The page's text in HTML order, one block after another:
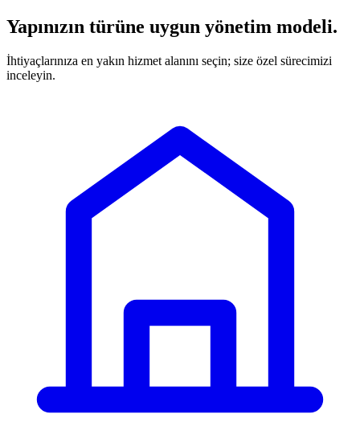
Yapınızın türüne uygun yönetim modeli.
İhtiyaçlarınıza en yakın hizmet alanını seçin; size özel sürecimizi
inceleyin.